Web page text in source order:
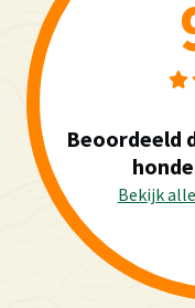
Beoordeeld
Bekijk